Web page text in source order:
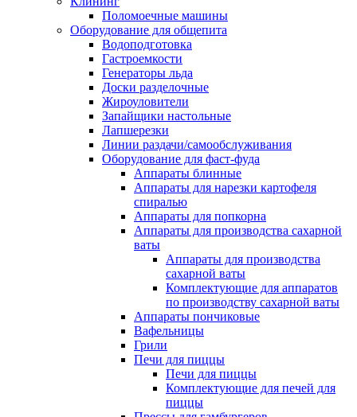
Поломоечные машины
Оборудование для общепита
Водоподготовка
Гастроемкости
Генераторы льда
Доски разделочные
Жироуловители
Запайщики настольные
Лапшерезки
Линии раздачи/самообслуживания
Оборудование для фаст-фуда
Аппараты блинные
Аппараты для нарезки картофеля
спиралью
Аппараты для попкорна
Аппараты для производства сахарной
ваты
Аппараты для производства
сахарной ваты
Комплектующие для аппаратов
по производству сахарной ваты
Аппараты пончиковые
Вафельницы
Грили
Печи для пиццы
Печи для пиццы
Комплектующие для печей для
пиццы